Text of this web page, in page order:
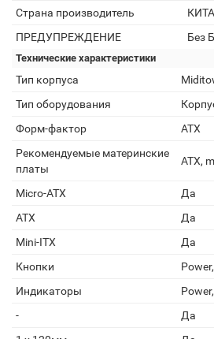
Страна производитель
ПРЕДУПРЕЖДЕНИЕ
Без
Технические характеристики
Тип корпуса
Тип оборудования
Форм-фактор
ATX
Рекомендуемые материнские
платы
ATX,
Micro-ATX
Да
ATX
Да
Mini-ITX
Да
Кнопки
Индикаторы
-
Да